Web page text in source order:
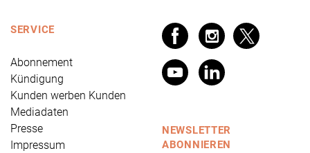
SERVICE
Abonnement
Kündigung
Kunden werben Kunden
Mediadaten
Presse
Impressum
NEWSLETTER
ABONNIEREN